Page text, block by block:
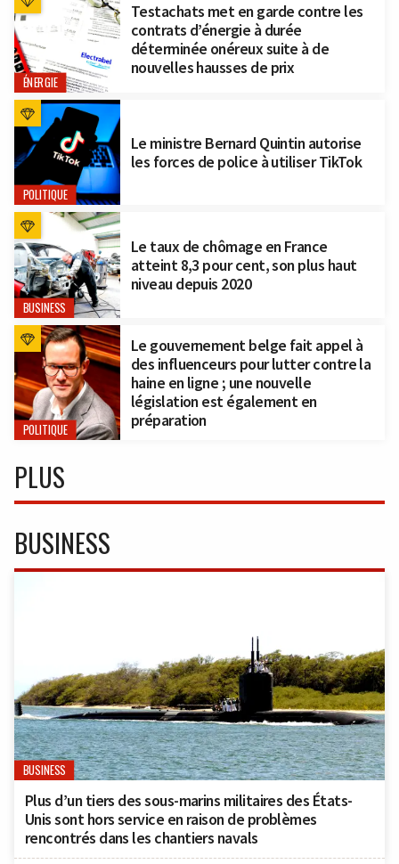
ÉNERGIE
Testachats met en garde contre les
contrats d’énergie à durée
déterminée onéreux suite à de
nouvelles hausses de prix
POLITIQUE
Le ministre Bernard Quintin autorise
les forces de police à utiliser TikTok
BUSINESS
Le taux de chômage en France
atteint 8,3 pour cent, son plus haut
niveau depuis 2020
POLITIQUE
Le gouvernement belge fait appel à
des influenceurs pour lutter contre la
haine en ligne ; une nouvelle
législation est également en
préparation
PLUS
BUSINESS
BUSINESS
Plus d’un tiers des sous-marins militaires des États-
Unis sont hors service en raison de problèmes
rencontrés dans les chantiers navals